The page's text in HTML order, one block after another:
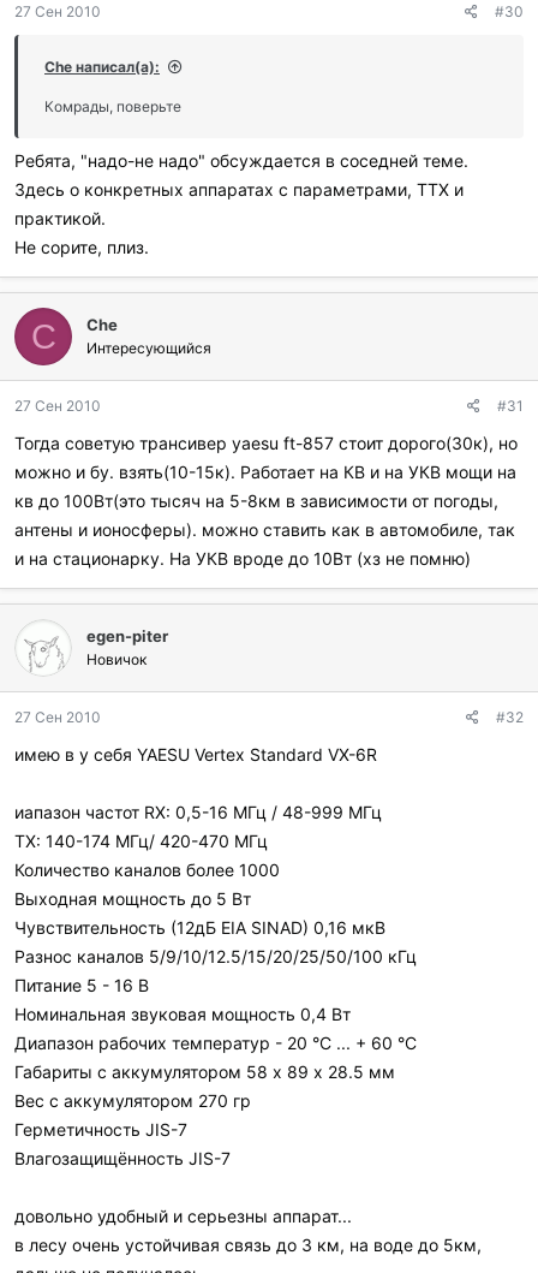
27 Сен 2010 #30
Che написал(а):
Комрады, поверьте
Ребята, "надо-не надо" обсуждается в соседней теме.
Здесь о конкретных аппаратах с параметрами, ТТХ и
практикой.
Не сорите, плиз.
C Che
Интересующийся
27 Сен 2010 #31
Тогда советую трансивер yaesu ft-857 стоит дорого(30к), но
можно и бу. взять(10-15к). Работает на КВ и на УКВ мощи на
кв до 100Вт(это тысяч на 5-8км в зависимости от погоды,
антены и ионосферы). можно ставить как в автомобиле, так
и на стационарку. На УКВ вроде до 10Вт (хз не помню)
egen-piter
Новичок
27 Сен 2010 #32
имею в у себя YAESU Vertex Standard VX-6R
иапазон частот RX: 0,5-16 МГц / 48-999 МГц
TX: 140-174 МГц/ 420-470 МГц
Количество каналов более 1000
Выходная мощность до 5 Вт
Чувствительность (12дБ EIA SINAD) 0,16 мкВ
Разнос каналов 5/9/10/12.5/15/20/25/50/100 кГц
Питание 5 - 16 В
Номинальная звуковая мощность 0,4 Вт
Диапазон рабочих температур - 20 °C ... + 60 °C
Габариты с аккумулятором 58 х 89 х 28.5 мм
Вес с аккумулятором 270 гр
Герметичность JIS-7
Влагозащищённость JIS-7
довольно удобный и серьезны аппарат...
в лесу очень устойчивая связь до 3 км, на воде до 5км,